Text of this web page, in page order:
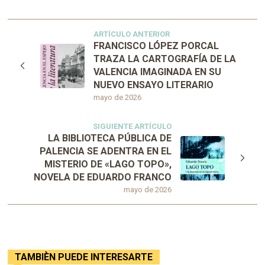
ARTÍCULO ANTERIOR
mayo de 2026
FRANCISCO LÓPEZ PORCAL
TRAZA LA CARTOGRAFÍA DE LA
VALENCIA IMAGINADA EN SU
NUEVO ENSAYO LITERARIO
SIGUIENTE ARTÍCULO
mayo de 2026
LA BIBLIOTECA PÚBLICA DE
PALENCIA SE ADENTRA EN EL
MISTERIO DE «LAGO TOPO»,
NOVELA DE EDUARDO FRANCO
TAMBIÈN PUEDE INTERESARTE